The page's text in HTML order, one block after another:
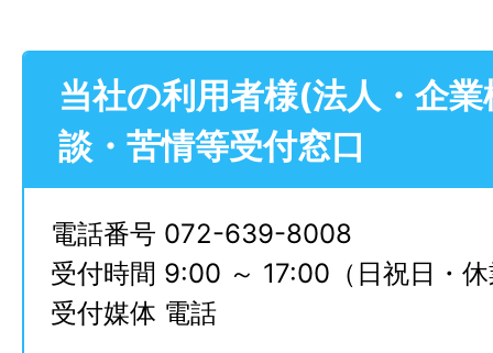
当社の利用者様(法人・企
談・苦情等受付窓口
電話番号 072-639-8008
受付時間 9:00 ～ 17:00（日祝日・
受付媒体 電話